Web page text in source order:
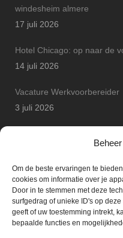
Om de beste ervaringen te
cookies om informatie over je
Door in te stemmen met deze
surfgedrag of unieke ID's op
geeft of uw toestemming intrekt,
bepaalde functies en
windesheim almere
17 juli 2026
Hotel Chicago: op naar de
14 juli 2026
Vacature Werkvoorbereider
3 juli 2026